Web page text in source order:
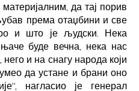
да тај порив
према отаџбини и све
и што је људски. Нека
буде вечна, нека нас
и на снагу народа који
да устане и брани оно
нагласио је генерал